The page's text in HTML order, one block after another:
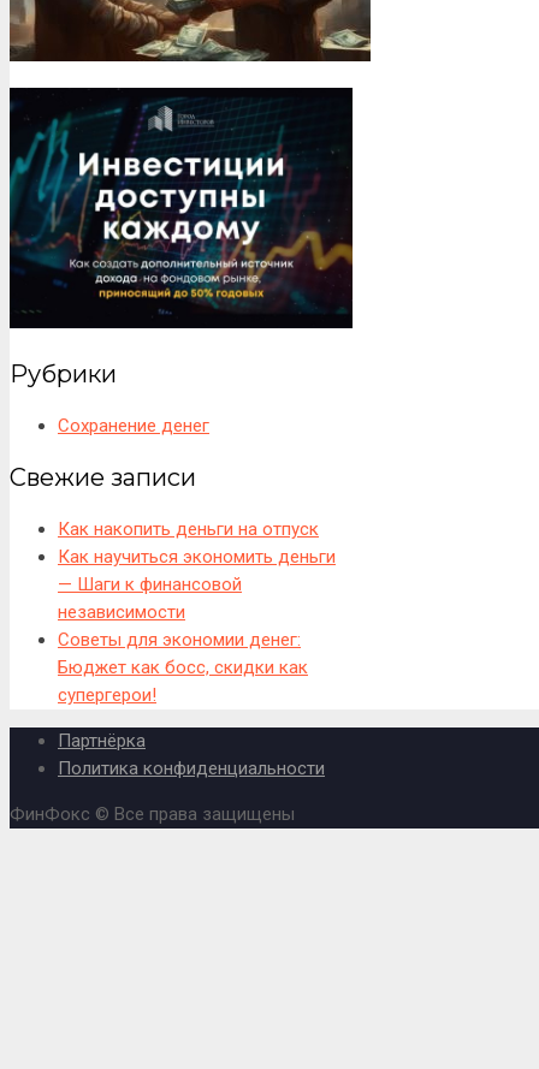
Рубрики
Сохранение денег
Свежие записи
Как накопить деньги на отпуск
Как научиться экономить деньги
— Шаги к финансовой
независимости
Советы для экономии денег:
Бюджет как босс, скидки как
супергерои!
Партнёрка
Политика конфиденциальности
ФинФокс © Все права защищены